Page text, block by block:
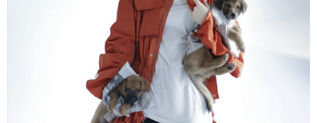
PLANÈTE
TOURISME DOCUMENTS
DOSSIERS PHOTOS
VIDÉOS